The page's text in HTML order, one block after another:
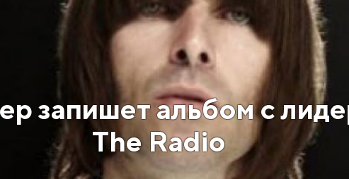
запишет альбом с
The Radio